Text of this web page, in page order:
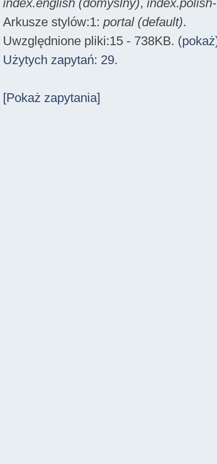
index.english (domyslny),
Arkusze stylów:1: portal (default).
Uwzględnione pliki:15 - 738KB. (pokaż
Użytych zapytań: 29.
[Pokaż zapytania]